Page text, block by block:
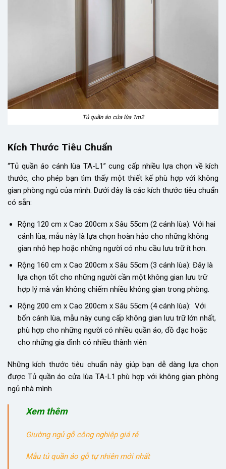
Tủ quần áo cửa lùa 1m2
Kích Thước Tiêu Chuẩn
“Tủ quần áo cánh lùa TA-L1” cung cấp nhiều lựa chọn về kích
thước, cho phép bạn tìm thấy một thiết kế phù hợp với không
gian phòng ngủ của mình. Dưới đây là các kích thước tiêu chuẩn
có sẵn:
Rộng 120 cm x Cao 200cm x Sâu 55cm (2 cánh lùa): Với hai
cánh lùa, mẫu này là lựa chọn hoàn hảo cho những không
gian nhỏ hẹp hoặc những người có nhu cầu lưu trữ ít hơn.
Rộng 160 cm x Cao 200cm x Sâu 55cm (3 cánh lùa): Đây là
lựa chọn tốt cho những người cần một không gian lưu trữ
hợp lý mà vẫn không chiếm nhiều không gian trong phòng.
Rộng 200 cm x Cao 200cm x Sâu 55cm (4 cánh lùa): Với
bốn cánh lùa, mẫu này cung cấp không gian lưu trữ lớn nhất,
phù hợp cho những người có nhiều quần áo, đồ đạc hoặc
cho những gia đình có nhiều thành viên
Những kích thước tiêu chuẩn này giúp bạn dễ dàng lựa chọn
được Tủ quần áo cửa lùa TA-L1 phù hợp với không gian phòng
ngủ nhà mình
Xem thêm
Giường ngủ gỗ công nghiệp giá rẻ
Mẫu tủ quần áo gỗ tự nhiên mới nhất